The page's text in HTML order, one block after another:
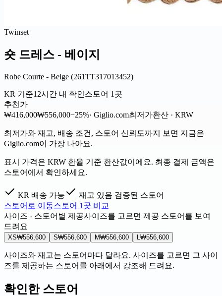
Twinset
숏 드레스 - 베이지
Robe Courte - Beige (261TT317013452)
KR 기준12시간 내 확인스토어 1곳
추천가
₩416,000₩556,000−25%· Giglio.com최저가환산 · KRW
최저가와 재고, 배송 조건, 스토어 신뢰도까지 보면 지금은
Giglio.com이 가장 나아요.
표시 가격은 KRW 환율 기준 환산값이에요. 최종 결제 금액은
스토어에서 확인하세요.
KR 배송 가능 재고 있음 검증된 스토어
스토어로 이동스토어 1곳 비교
사이즈 · 스토어별 제공사이즈를 고르면 제공 스토어를 보여
드려요
XS₩556,600 S₩556,600 M₩556,600 ₩556,600
사이즈와 재고는 스토어마다 달라요. 사이즈를 고르면 그 사이
즈를 제공하는 스토어를 아래에서 강조해 드려요.
확인한 스토어